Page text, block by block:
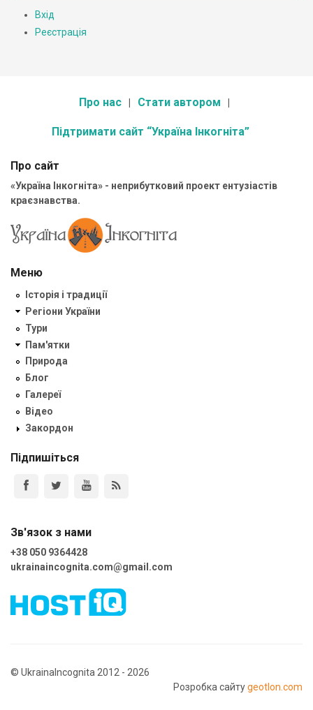
Вхід
Реєстрація
Про нас Стати автором
Підтримати сайт “Україна Інкогніта”
Про сайт
«Україна Інкогніта» - неприбутковий проект ентузіастів
краєзнавства.
Меню
Історія і традиції
Регіони України
Тури
Пам'ятки
Природа
Блог
Галереї
Відео
Закордон
Підпишіться
Зв'язок з нами
+38 050 9364428
ukrainaincognita.com@gmail.com
© UkrainaIncognita 2012 - 2026
Розробка сайтуgeotlon.com